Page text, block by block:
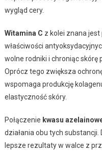
wygląd cery.
Witamina C z kolei znana
właściwości
wolne rodniki i chroniąc skórę
Oprócz tego zwiększa
wspomaga produkcję
elastyczność skóry.
Połączenie kwasu
działania obu tych
lepsze rezultaty w walce z